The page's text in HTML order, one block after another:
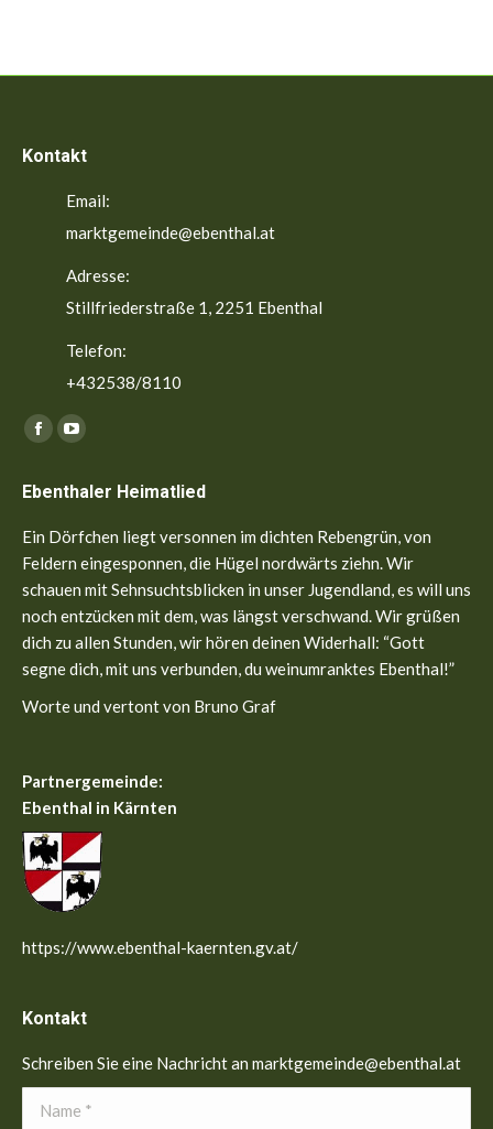
Kontakt
Email:
marktgemeinde@ebenthal.at
Adresse:
Stillfriederstraße 1, 2251 Ebenthal
Telefon:
+432538/8110
Finden Sie uns auf:
Facebook
opens
in
new
window
YouTube
opens
in
new
window
Ebenthaler Heimatlied
Ein Dörfchen liegt versonnen im dichten Rebengrün, von
Feldern eingesponnen, die Hügel nordwärts ziehn. Wir
schauen mit Sehnsuchtsblicken in unser Jugendland, es will uns
noch entzücken mit dem, was längst verschwand. Wir grüßen
dich zu allen Stunden, wir hören deinen Widerhall: “Gott
segne dich, mit uns verbunden, du weinumranktes Ebenthal!”
Worte und vertont von Bruno Graf
Partnergemeinde:
Ebenthal in Kärnten
https://www.ebenthal-kaernten.gv.at/
Kontakt
Schreiben Sie eine Nachricht an marktgemeinde@ebenthal.at
Name *